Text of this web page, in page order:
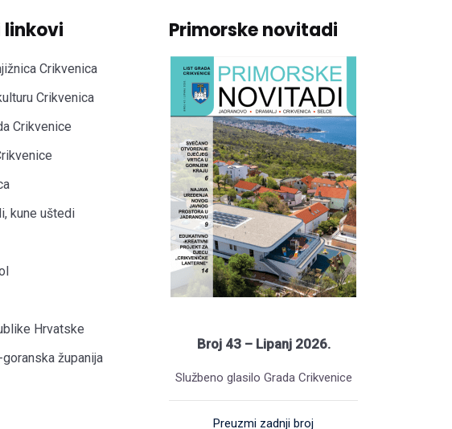
linkovi
Crikvenica
Crikvenica
Crikvenice
kune uštedi
Hrvatske
županija
Primorske novitadi
Broj 43 – Lipanj 2026.
Službeno glasilo Grada Crikvenice
Preuzmi zadnji broj